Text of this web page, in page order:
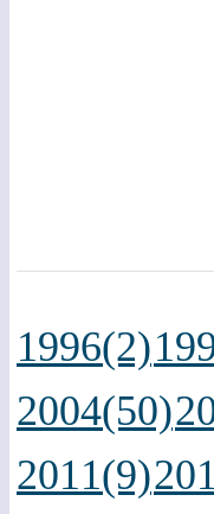
1996(2)
2004(50)
2011(9)